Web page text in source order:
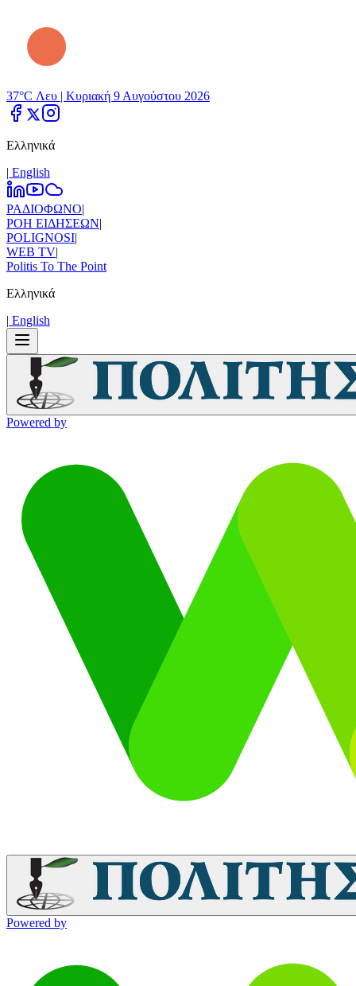
37°C Λευ | Κυριακή 9 Αυγούστου 2026
Ελληνικά
| Εnglish
ΡΑΔΙΟΦΩΝΟ|
ΡΟΗ ΕΙΔΗΣΕΩΝ|
POLIGNOSI|
WEB TV|
Politis To The Point
Ελληνικά
| Εnglish
Powered by
Powered by